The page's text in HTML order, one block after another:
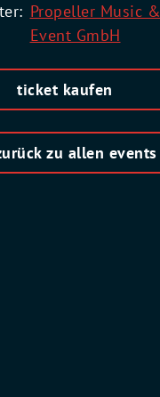
Propeller Music &
Event GmbH
ticket kaufen
zu allen events